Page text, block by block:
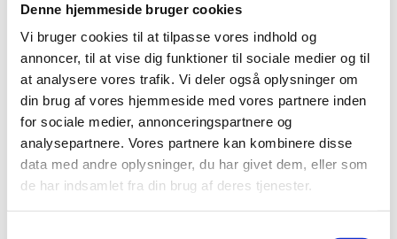
Denne hjemmeside bruger cookies
Vi bruger cookies til at tilpasse vores indhold og
annoncer, til at vise dig funktioner til sociale medier og til
at analysere vores trafik. Vi deler også oplysninger om
din brug af vores hjemmeside med vores partnere inden
for sociale medier, annonceringspartnere og
analysepartnere. Vores partnere kan kombinere disse
data med andre oplysninger, du har givet dem, eller som
de har indsamlet fra din brug af deres tjenester.
Det er forventningen, at fondens formand har gode
strategiske kompetencer og blik for samt erfaring med
samarbejde med ministerier, det politiske niveau og
andre interessenter i det forskningsfinansierende
landskab. Fonden er ligeledes engageret i det
internationale forskningssamarbejde, og det forventes
derfor, at formanden vil kunne repræsentere fonden i
disse sammenhænge, f.eks. i forhold til Science Europe
og NordForsk.